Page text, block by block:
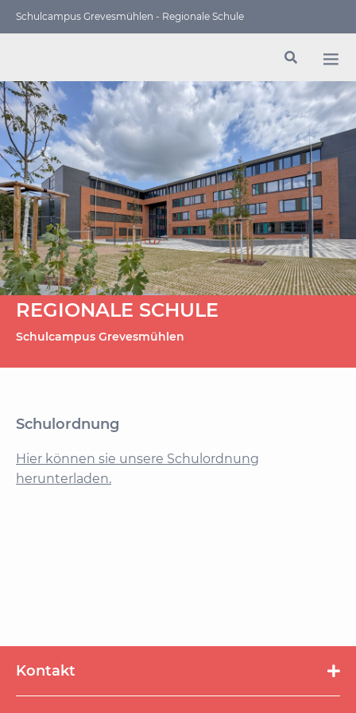
Schulcampus Grevesmühlen - Regionale Schule
REGIONALE SCHULE
Schulcampus Grevesmühlen
Schulordnung
Hier können sie unsere Schulordnung
herunterladen.
Kontakt